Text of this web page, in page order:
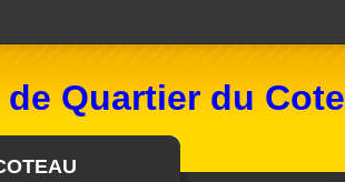
Quartier du